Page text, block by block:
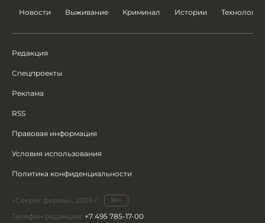
Новости Выживание Криминал Истории Технологии
Редакция
Спецпроекты
Реклама
RSS
Правовая информация
Условия использования
Политика конфиденциальности
«Секрет фирмы», 2026 г.
18+
Телефон редакции: +7 495 785-17-00